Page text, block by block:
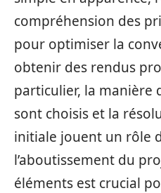
compréhension des
pour optimiser la
obtenir des rendus
particulier, la manière
sont choisis et la
initiale jouent un rôle
l’aboutissement du
éléments est crucial